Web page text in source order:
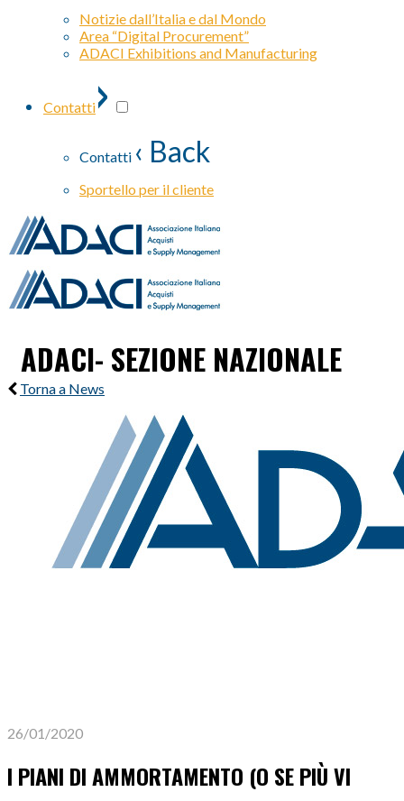
Notizie dall’Italia e dal Mondo
Area “Digital Procurement”
ADACI Exhibitions and Manufacturing
Contatti›
Contatti ‹ Back
Sportello per il cliente
ADACI- SEZIONE NAZIONALE
Torna a News
26/01/2020
I PIANI DI AMMORTAMENTO (O SE PIÙ VI